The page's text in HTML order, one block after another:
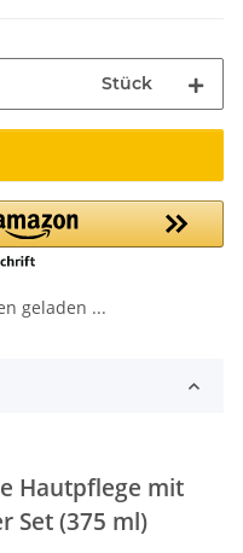
Stück
geladen ...
Hautpflege mit
Set (375 ml)